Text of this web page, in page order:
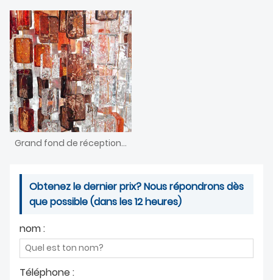
Grand fond de réception de hall d'hôtel personnalisé en verre de Murano
Obtenez le dernier prix? Nous répondrons dès
que possible (dans les 12 heures)
nom :
Téléphone :